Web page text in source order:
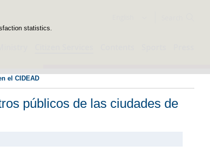
statistics.
el CIDEAD
públicos de las ciudades de